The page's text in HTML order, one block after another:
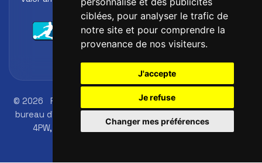
ciblées, pour analyser le trafic de
notre site et pour comprendre la
provenance de nos visiteurs.
J'accepte
Je refuse
Changer mes préférences
© 2026 FutbolLab Spain Soccer Academy
bureau d'inscription: 145 - 147 St John St, London, EC1V
4PW, UK
Numéro d'identification: 09033026